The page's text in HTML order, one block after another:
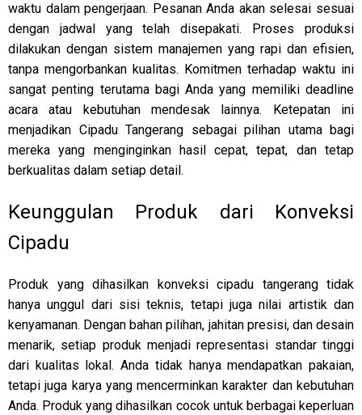
waktu dalam pengerjaan. Pesanan Anda akan selesai sesuai
dengan jadwal yang telah disepakati. Proses produksi
dilakukan dengan sistem manajemen yang rapi dan efisien,
tanpa mengorbankan kualitas. Komitmen terhadap waktu ini
sangat penting terutama bagi Anda yang memiliki deadline
acara atau kebutuhan mendesak lainnya. Ketepatan ini
menjadikan Cipadu Tangerang sebagai pilihan utama bagi
mereka yang menginginkan hasil cepat, tepat, dan tetap
berkualitas dalam setiap detail.
Keunggulan Produk dari Konveksi
Cipadu
Produk yang dihasilkan konveksi cipadu tangerang tidak
hanya unggul dari sisi teknis, tetapi juga nilai artistik dan
kenyamanan. Dengan bahan pilihan, jahitan presisi, dan desain
menarik, setiap produk menjadi representasi standar tinggi
dari kualitas lokal. Anda tidak hanya mendapatkan pakaian,
tetapi juga karya yang mencerminkan karakter dan kebutuhan
Anda. Produk yang dihasilkan cocok untuk berbagai keperluan